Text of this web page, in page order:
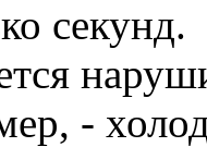
секунд.
-